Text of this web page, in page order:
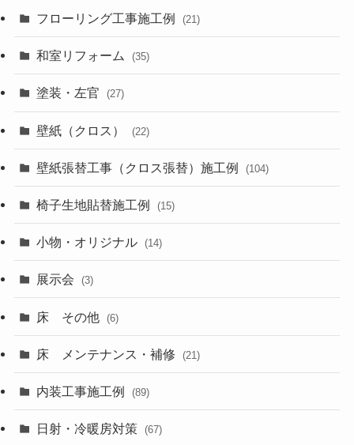
フローリング工事施工例 (21)
和室リフォーム (35)
塗装・左官 (27)
壁紙（クロス） (22)
壁紙張替工事（クロス張替）施工例 (104)
椅子生地貼替施工例 (15)
小物・オリジナル (14)
展示会 (3)
床 その他 (6)
床 メンテナンス・補修 (21)
内装工事施工例 (89)
日射・冷暖房対策 (67)